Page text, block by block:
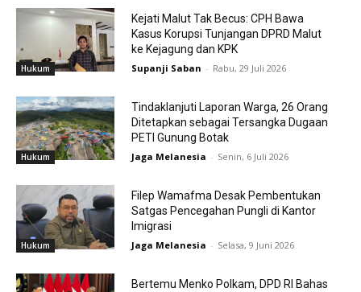
Hukum
Kejati Malut Tak Becus: CPH Bawa
Kasus Korupsi Tunjangan DPRD Malut
ke Kejagung dan KPK
Supanji Saban - Rabu, 29 Juli 2026
Hukum
Tindaklanjuti Laporan Warga, 26 Orang
Ditetapkan sebagai Tersangka Dugaan
PETI Gunung Botak
Jaga Melanesia - Senin, 6 Juli 2026
Hukum
Filep Wamafma Desak Pembentukan
Satgas Pencegahan Pungli di Kantor
Imigrasi
Jaga Melanesia - Selasa, 9 Juni 2026
Bertemu Menko Polkam, DPD RI Bahas